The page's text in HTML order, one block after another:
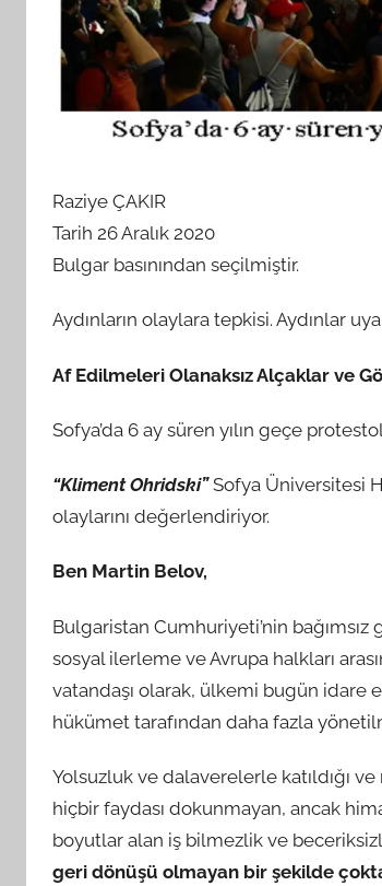
n
Raziye ÇAKIR
Tarih 26 Aralık 2020
Bulgar basınından seçilmiştir.
Aydınların olaylara tepkisi. Aydınlar
Af Edilmeleri Olanaksız Alçaklar ve
Sofya’da 6 ay süren yılın geçe
“Kliment Ohridski”Sofya Üniversitesi
olaylarını değerlendiriyor.
Ben Martin Belov,
Bulgaristan Cumhuriyeti’nin
sosyal ilerleme ve Avrupa halkları
vatandaşı olarak, ülkemi bugün idare
hükümet tarafından daha fazla
Yolsuzluk ve dalaverelerle katıldığı
hiçbir faydası dokunmayan, ancak
boyutlar alan iş bilmezlik ve
geri dönüşü olmayan bir şekilde